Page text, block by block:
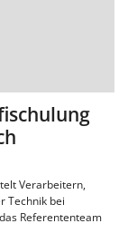
Verarbeitern,
Technik bei
Referententeam